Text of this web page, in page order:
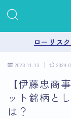
お問い合わせ
プライバシー
ローリス
2023.11.13
【伊藤忠商
ット銘柄と
は？